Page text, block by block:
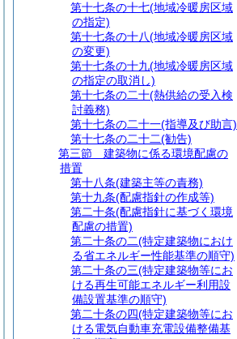
第十七条の十七(地域冷暖房区域
の指定)
第十七条の十八(地域冷暖房区域
の変更)
第十七条の十九(地域冷暖房区域
の指定の取消し)
第十七条の二十(熱供給の受入検
討義務)
第十七条の二十一(指導及び助言)
第十七条の二十二(勧告)
第三節
建築物に係る環境配慮の
措置
第十八条(建築主等の責務)
第十九条(配慮指針の作成等)
第二十条(配慮指針に基づく環境
配慮の措置)
第二十条の二(特定建築物におけ
る省エネルギー性能基準の順守)
第二十条の三(特定建築物等にお
ける再生可能エネルギー利用設
備設置基準の順守)
第二十条の四(特定建築物等にお
ける電気自動車充電設備整備基